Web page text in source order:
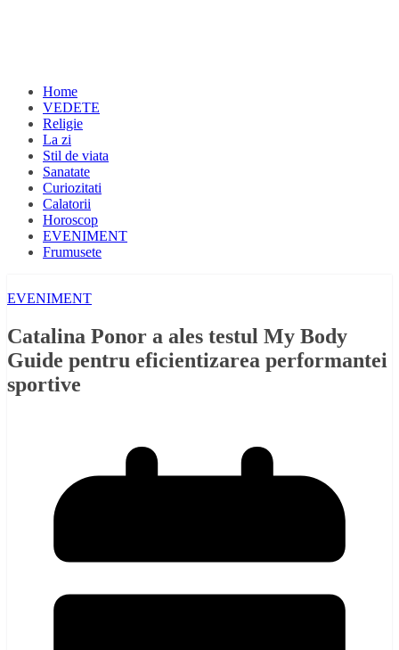
Home
VEDETE
Religie
La zi
Stil de viata
Sanatate
Curiozitati
Calatorii
Horoscop
EVENIMENT
Frumusete
EVENIMENT
Catalina Ponor a ales testul My Body
Guide pentru eficientizarea performantei
sportive